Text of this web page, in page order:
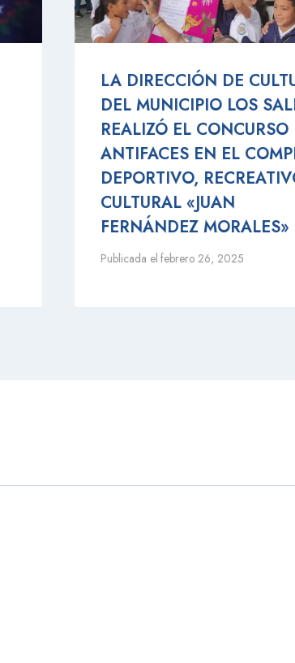
LA DIRECCIÓN DE
DEL MUNICIPIO LOS
REALIZÓ EL CONCURSO
ANTIFACES EN EL
DEPORTIVO,
CULTURAL «JUAN
FERNÁNDEZ MORALES»
Publicada el febrero 26, 2025